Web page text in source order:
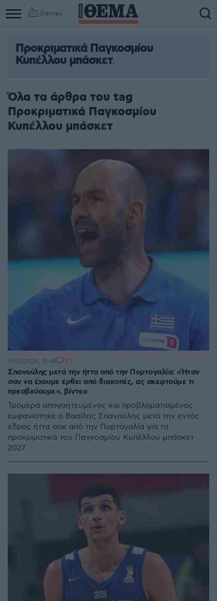
Games
Προκριματικά Παγκοσμίου
Κυπέλλου μπάσκετ
Όλα τα άρθρα του tag
Προκριματικά Παγκοσμίου
Κυπέλλου μπάσκετ
Σπανούλης μετά την ήττα από την Πορτογαλία: «Ήταν
σαν να έχουμε έρθει από διακοπές, ας σκεφτούμε τι
πρεσβεύουμε», βίντεο
Τρομερά απογοητευμένος και προβληματισμένος
εμφανίστηκε ο Βασίλης Σπανούλης μετά την εντός
έδρας ήττα σοκ από την Πορτογαλία για τα
προκριματικά του Παγκοσμίου Κυπέλλου μπάσκετ
2027
05.07.2026, 21:44 25